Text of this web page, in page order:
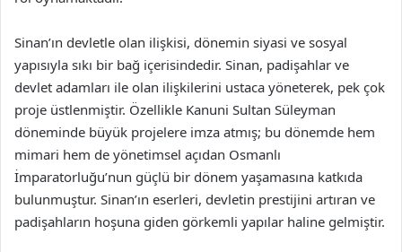
Sinan’ın devletle olan ilişkisi, dönemin siyasi ve sosyal
yapısıyla sıkı bir bağ içerisindedir. Sinan, padişahlar ve
devlet adamları ile olan ilişkilerini ustaca yöneterek, pek çok
proje üstlenmiştir. Özellikle Kanuni Sultan Süleyman
döneminde büyük projelere imza atmış; bu dönemde hem
mimari hem de yönetimsel açıdan Osmanlı
İmparatorluğu’nun güçlü bir dönem yaşamasına katkıda
bulunmuştur. Sinan’ın eserleri, devletin prestijini artıran ve
padişahların hoşuna giden görkemli yapılar haline gelmiştir.